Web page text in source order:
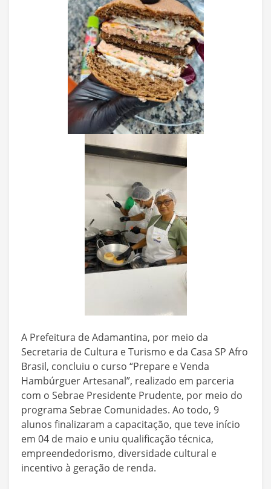
A Prefeitura de Adamantina, por meio da
Secretaria de Cultura e Turismo e da Casa SP Afro
Brasil, concluiu o curso “Prepare e Venda
Hambúrguer Artesanal”, realizado em parceria
com o Sebrae Presidente Prudente, por meio do
programa Sebrae Comunidades. Ao todo, 9
alunos finalizaram a capacitação, que teve início
em 04 de maio e uniu qualificação técnica,
empreendedorismo, diversidade cultural e
incentivo à geração de renda.